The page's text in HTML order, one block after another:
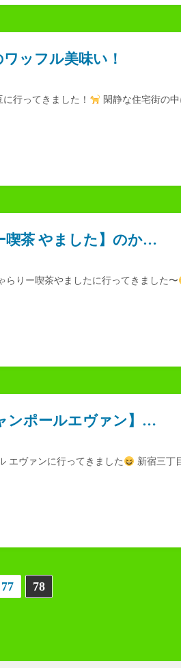
ッフル美味い！
行ってきました！
閑静な住宅街の
喫茶 やました】のか…
らりー喫茶やましたに行ってきました〜
ンポールエヴァン】…
エヴァンに行ってきました
新宿三丁
77 78